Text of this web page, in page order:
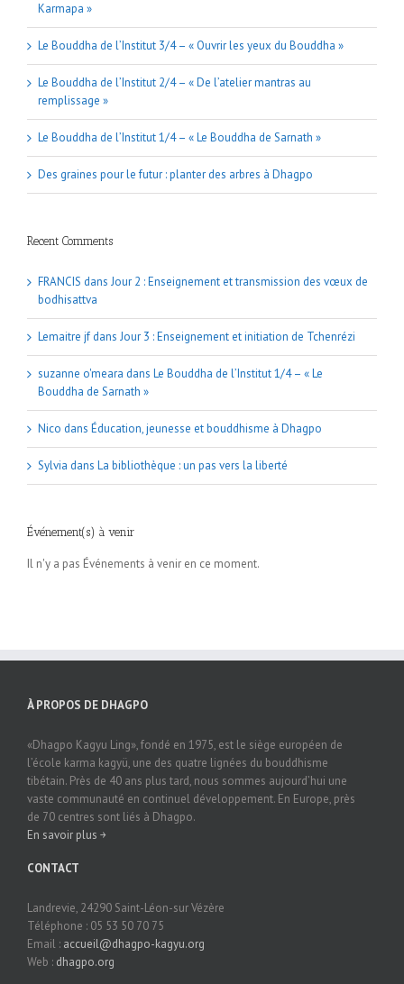
Karmapa »
Le Bouddha de l’Institut 3/4 – « Ouvrir les yeux du Bouddha »
Le Bouddha de l’Institut 2/4 – « De l’atelier mantras au
remplissage »
Le Bouddha de l’Institut 1/4 – « Le Bouddha de Sarnath »
Des graines pour le futur : planter des arbres à Dhagpo
Recent Comments
FRANCIS dans Jour 2 : Enseignement et transmission des vœux de
bodhisattva
Lemaitre jf dans Jour 3 : Enseignement et initiation de Tchenrézi
suzanne o'meara dans Le Bouddha de l’Institut 1/4 – « Le
Bouddha de Sarnath »
Nico dans Éducation, jeunesse et bouddhisme à Dhagpo
Sylvia dans La bibliothèque : un pas vers la liberté
Événement(s) à venir
Il n'y a pas Événements à venir en ce moment.
À PROPOS DE DHAGPO
«Dhagpo Kagyu Ling», fondé en 1975, est le siège européen de
l’école karma kagyü, une des quatre lignées du bouddhisme
tibétain. Près de 40 ans plus tard, nous sommes aujourd’hui une
vaste communauté en continuel développement. En Europe, près
de 70 centres sont liés à Dhagpo.
En savoir plus ￫
CONTACT
Landrevie, 24290 Saint-Léon-sur Vézère
Téléphone : 05 53 50 70 75
Email : accueil@dhagpo-kagyu.org
Web : dhagpo.org